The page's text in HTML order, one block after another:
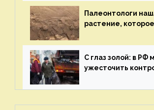
Палеонтологи
растение,
экологии на
С глаз золой: в РФ
ужесточить
— новости